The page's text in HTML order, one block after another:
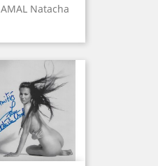
AMAL Natacha